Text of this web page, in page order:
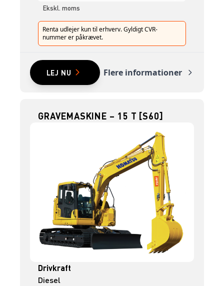
Ekskl. moms
Renta udlejer kun til erhverv. Gyldigt CVR-
nummer er påkrævet.
LEJ NU Flere informationer
GRAVEMASKINE – 15 T [S60]
Drivkraft
Diesel